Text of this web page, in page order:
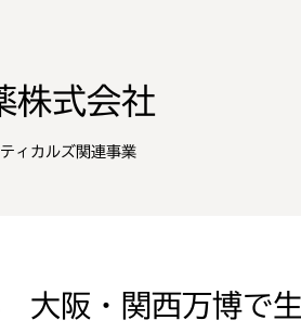
株式会社
ィカルズ関連事業
大阪・関西万博で